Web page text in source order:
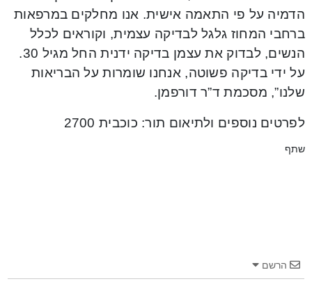
הדמיה על פי התאמה אישית. אנו מחלקים במרפאות
ברחבי המחוז גלגל לבדיקה עצמית, וקוראים לכלל
הנשים, לבדוק את עצמן בדיקה ידנית החל מגיל 30.
על ידי בדיקה פשוטה, אנחנו שומרות על הבריאות
שלנו”, מסכמת ד”ר דורפמן.
לפרטים נוספים ולתיאום תור: כוכבית 2700
שתף
הרשם